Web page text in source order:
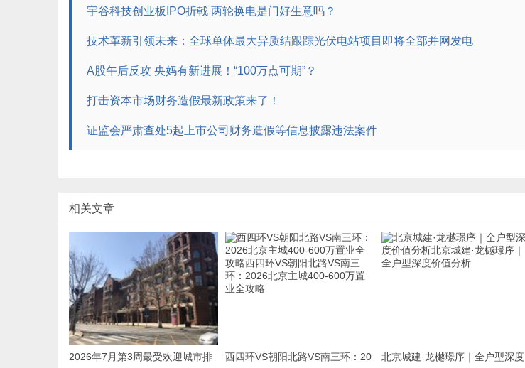
宇谷科技创业板IPO折戟 两轮换电是门好生意吗？
技术革新引领未来：全球单体最大异质结跟踪光伏电站项目即将全部并网发电
A股午后反攻 央妈有新进展！“100万点可期”？
打击资本市场财务造假最新政策来了！
证监会严肃查处5起上市公司财务造假等信息披露违法案件
相关文章
2026年7月第3周最受欢迎城市排 西四环VS朝阳北路VS南三环：20 北京城建·龙樾璟序｜全户型深度